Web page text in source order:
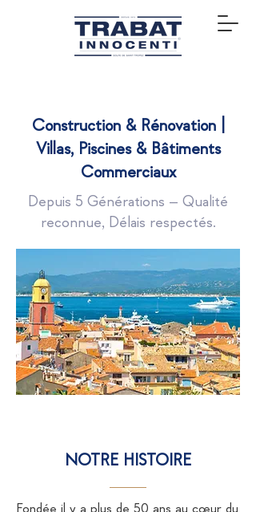
Construction & Rénovation |
Villas, Piscines & Bâtiments
Commerciaux
Depuis 5 Générations – Qualité
reconnue, Délais respectés.
NOTRE HISTOIRE
Fondée il y a plus de 50 ans au cœur du